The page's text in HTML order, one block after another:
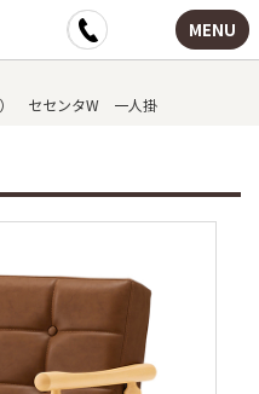
MENU
） セセンタW 一人掛